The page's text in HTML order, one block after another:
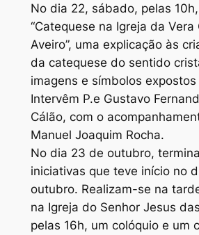
No dia 22, sábado, pelas
“Catequese na Igreja da Vera
Aveiro”, uma explicação às
da catequese do sentido
imagens e símbolos
Intervêm P.e Gustavo
Cálão, com o
Manuel Joaquim Rocha.
No dia 23 de outubro,
iniciativas que teve início no
outubro. Realizam-se na
na Igreja do Senhor Jesus
pelas 16h, um colóquio e um